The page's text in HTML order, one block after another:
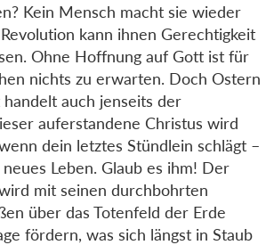
Kein Mensch macht sie wieder
kann ihnen Gerechtigkeit
Ohne Hoffnung auf Gott ist für
nichts zu erwarten. Doch Ostern
auch jenseits der
auferstandene Christus wird
dein letztes Stündlein schlägt –
Leben. Glaub es ihm! Der
mit seinen durchbohrten
über das Totenfeld der Erde
fördern, was sich längst in Staub